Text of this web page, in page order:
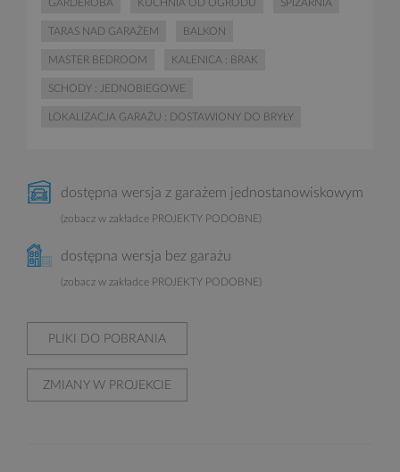
GARDEROBA KUCHNIA OD OGRODU SPIŻARNIA
TARAS NAD GARAŻEM BALKON
MASTER BEDROOM KALENICA : BRAK
SCHODY : JEDNOBIEGOWE
LOKALIZACJA GARAŻU : DOSTAWIONY DO BRYŁY
dostępna wersja z garażem jednostanowiskowym
(zobacz w zakładce PROJEKTY PODOBNE)
dostępna wersja bez garażu
(zobacz w zakładce PROJEKTY PODOBNE)
PLIKI DO POBRANIA
ZMIANY W PROJEKCIE